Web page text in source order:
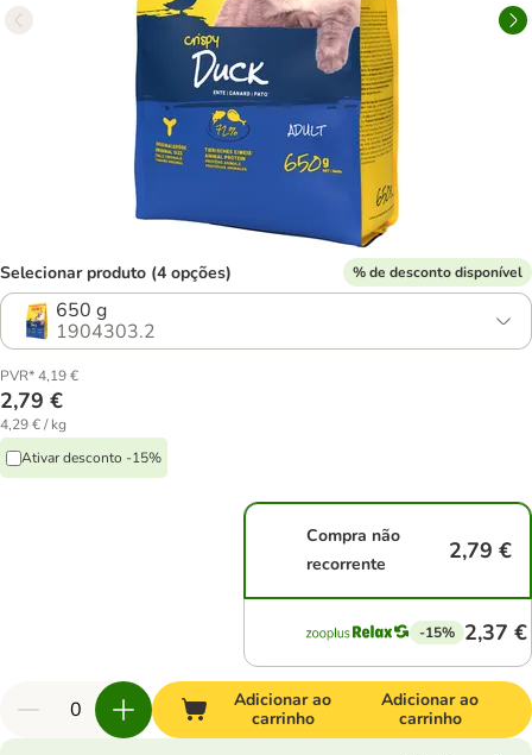
Selecionar produto (4 opções) % de desconto disponível
650 g
1904303.2
PVR* 4,19 €
2,79 €
4,29 € / kg
Ativar desconto -15%
Compra não
recorrente
2,79 €
-15% 2,37 €
Adicionar ao
carrinho
Adicionar ao
carrinho